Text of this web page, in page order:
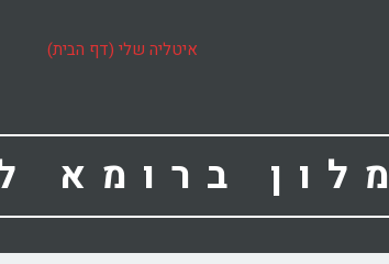
איטליה שלי (דף הבית)
מלון ברומא